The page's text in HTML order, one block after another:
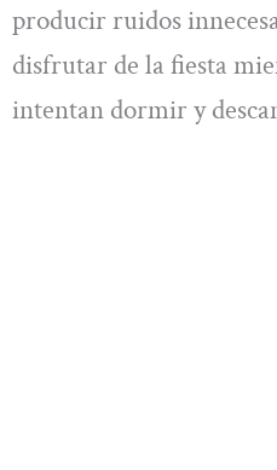
producir ruidos
disfrutar de la fiesta
intentan dormir y